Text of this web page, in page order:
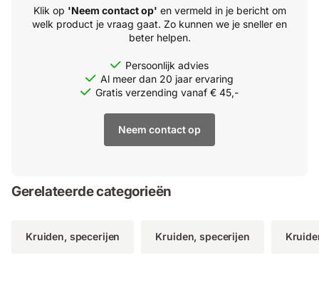
Klik op 'Neem contact op' en vermeld in je bericht om
welk product je vraag gaat. Zo kunnen we je sneller en
beter helpen.
Persoonlijk advies
Al meer dan 20 jaar ervaring
Gratis verzending vanaf € 45,-
Neem contact op
Gerelateerde categorieën
Kruiden, specerijen Kruiden, specerijen